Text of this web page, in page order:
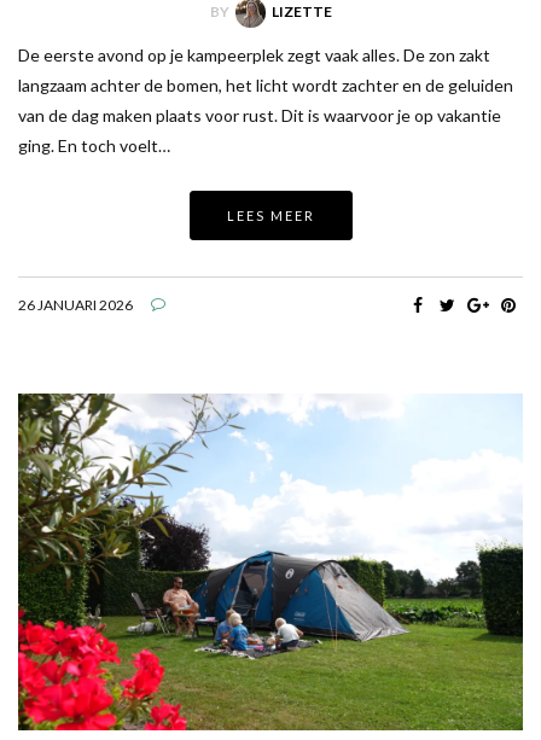
BY LIZETTE
De eerste avond op je kampeerplek zegt vaak alles. De zon zakt
langzaam achter de bomen, het licht wordt zachter en de geluiden
van de dag maken plaats voor rust. Dit is waarvoor je op vakantie
ging. En toch voelt…
LEES MEER
26 JANUARI 2026